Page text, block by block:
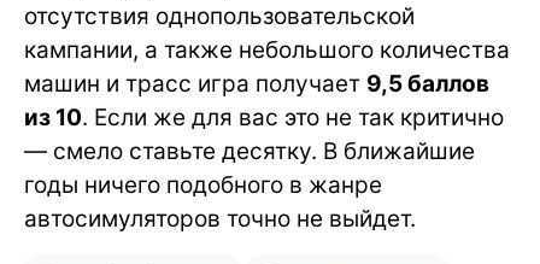
отсутствия однопользовательской
кампании, а также небольшого количества
машин и трасс игра получает 9,5 баллов
из 10. Если же для вас это не так критично
— смело ставьте десятку. В ближайшие
годы ничего подобного в жанре
автосимуляторов точно не выйдет.